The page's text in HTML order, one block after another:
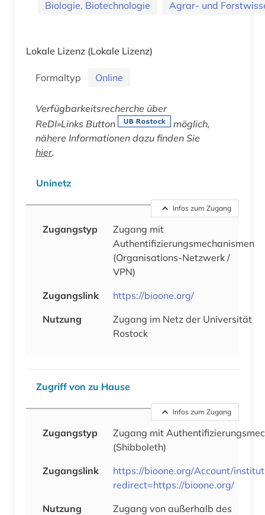
Biologie, Biotechnologie
Agrar- und
Lokale Lizenz (Lokale Lizenz)
Formaltyp Online
Verfügbarkeitsrecherche über
ReDI»Links Button
möglich,
nähere Informationen dazu finden Sie
hier.
Uninetz
Infos zum Zugang
Zugangstyp
Zugang mit
Authentifizierungsmechanismen
(Organisations-Netzwerk /
VPN)
Zugangslink
https://bioone.org/
Nutzung
Zugang im Netz der Universität
Rostock
Zugriff von zu Hause
Infos zum Zugang
Zugangstyp
Zugang mit
(Shibboleth)
Zugangslink
https://bioone.org/Account/
redirect=https://bioone.org/
Nutzung
Zugang von außerhalb des